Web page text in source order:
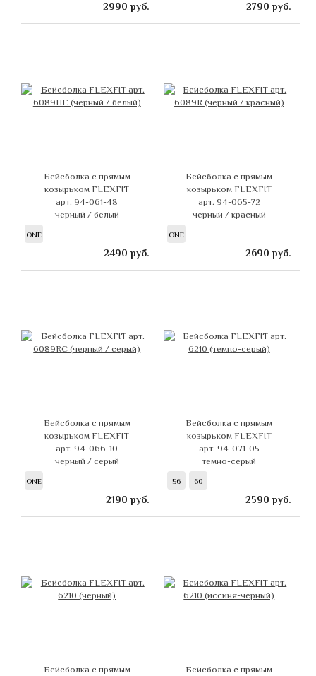
2990 руб. 2790 руб.
Бейсболка с прямым
козырьком FLEXFIT
арт. 94-061-48
черный / белый
ONE
2490 руб.
Бейсболка с прямым
козырьком FLEXFIT
арт. 94-065-72
черный / красный
ONE
2690 руб.
Бейсболка с прямым
козырьком FLEXFIT
арт. 94-066-10
черный / серый
ONE
2190 руб.
Бейсболка с прямым
козырьком FLEXFIT
арт. 94-071-05
темно-серый
56 60
2590 руб.
Бейсболка с прямым
Бейсболка с прямым